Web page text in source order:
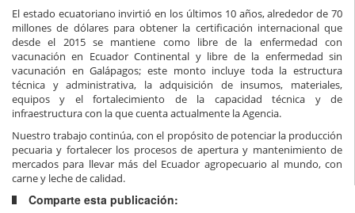
El estado ecuatoriano invirtió en los últimos 10 años, alrededor de 70
millones de dólares para obtener la certificación internacional que
desde el 2015 se mantiene como libre de la enfermedad con
vacunación en Ecuador Continental y libre de la enfermedad sin
vacunación en Galápagos; este monto incluye toda la estructura
técnica y administrativa, la adquisición de insumos, materiales,
equipos y el fortalecimiento de la capacidad técnica y de
infraestructura con la que cuenta actualmente la Agencia.
Nuestro trabajo continúa, con el propósito de potenciar la producción
pecuaria y fortalecer los procesos de apertura y mantenimiento de
mercados para llevar más del Ecuador agropecuario al mundo, con
carne y leche de calidad.
Comparte esta publicación: